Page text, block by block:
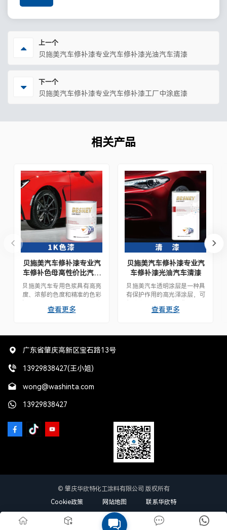
上一个
贝施美汽车修补漆专业汽车修补漆光油汽车清漆
下一个
贝施美汽车修补漆专业汽车修补漆工厂中涂底漆
相关产品
贝施美汽车修补漆专业汽
车修补色母高性价比汽车
修补喷漆
贝施美汽车专用色浆具有高亮
度、浓郁的色度和精准的色彩
选。每款色浆都经过精心调
色彩还原效果。
查看更多
贝施美汽车修补漆专业汽
车修补漆光油汽车清漆
贝施美汽车透明涂层是一种具
有保护作用的高光泽涂层，可
增强其光泽，干燥迅速，易于
查看更多
广东省肇庆高新区宝石路13号
13929838427(王小姐)
wong@washinta.com
13929838427
© 肇庆华欣特化工涂料有限公司 版权所有
Cookie政策
网站地图 联系华欣特